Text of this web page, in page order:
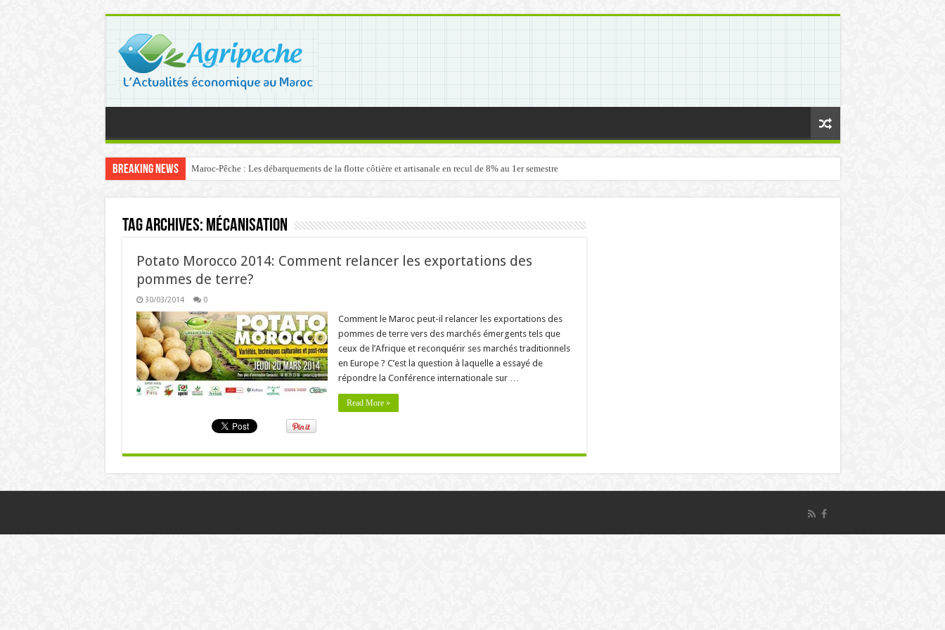
Breaking News Maroc-Pêche : Les débarquements de la flotte côtière et artisanale en recul de 8% au 1er semestre
Tag Archives: mécanisation
Potato Morocco 2014: Comment relancer les exportations des
pommes de terre?
30/03/2014 0
Comment le Maroc peut-il relancer les exportations des
pommes de terre vers des marchés émergents tels que
ceux de l’Afrique et reconquérir ses marchés traditionnels
en Europe ? C’est la question à laquelle a essayé de
répondre la Conférence internationale sur …
Read More »